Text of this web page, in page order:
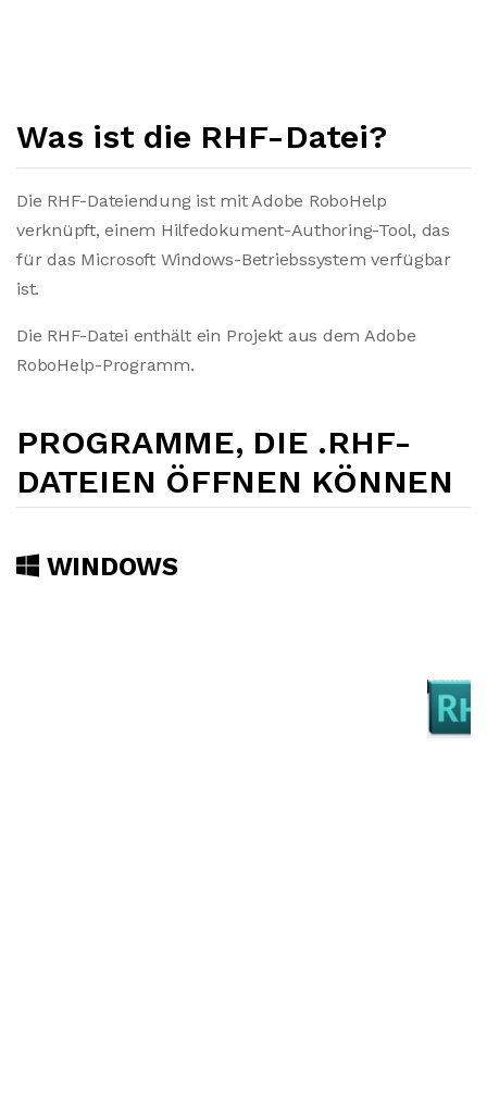
Was ist die RHF-Datei?
Die RHF-Dateiendung ist mit Adobe RoboHelp
verknüpft, einem Hilfedokument-Authoring-Tool, das
für das Microsoft Windows-Betriebssystem verfügbar
ist.
Die RHF-Datei enthält ein Projekt aus dem Adobe
RoboHelp-Programm.
PROGRAMME, DIE .RHF-
DATEIEN ÖFFNEN KÖNNEN
WINDOWS